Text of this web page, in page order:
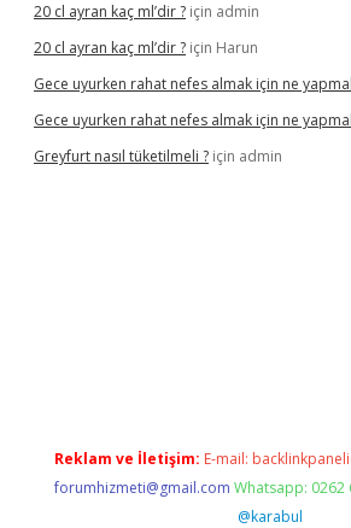
20 cl ayran kaç ml’dir ? için admin
20 cl ayran kaç ml’dir ? için Harun
Gece uyurken rahat nefes almak için ne
Gece uyurken rahat nefes almak için ne
Greyfurt nasıl tüketilmeli ? için admin
Reklam ve İletişim: E-mail:
forumhizmeti@gmail.com Whatsapp: 0262
@karabul